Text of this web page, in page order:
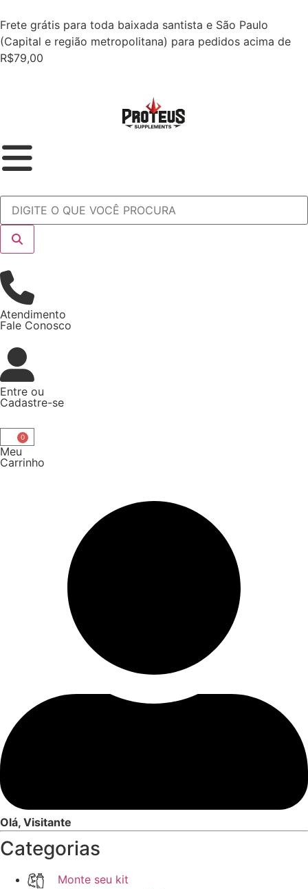
Frete grátis para toda baixada santista e São Paulo
(Capital e região metropolitana) para pedidos acima de
R$79,00
Atendimento
Fale Conosco
Entre ou
Cadastre-se
0
Meu
Carrinho
Olá, Visitante
Categorias
Monte seu kit